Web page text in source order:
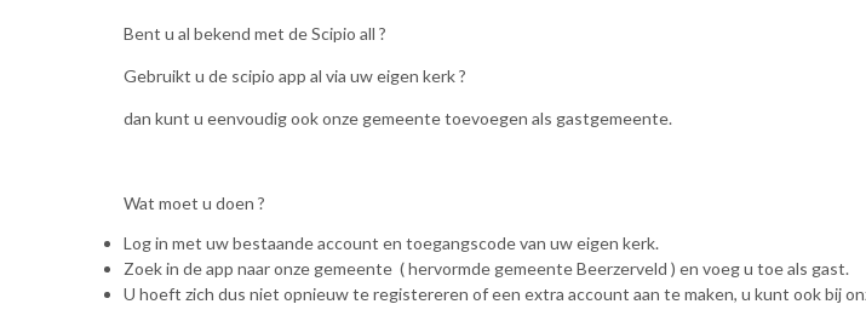
Bent u al bekend met de Scipio all ?
Gebruikt u de scipio app al via uw eigen kerk ?
dan kunt u eenvoudig ook onze gemeente toevoegen als gastgemeente.
Wat moet u doen ?
Log in met uw bestaande account en toegangscode van uw eigen kerk.
Zoek in de app naar onze gemeente ( hervormde gemeente Beerzerveld ) en voeg u toe als gast.
U hoeft zich dus niet opnieuw te registereren of een extra account aan te maken, u kunt ook bij